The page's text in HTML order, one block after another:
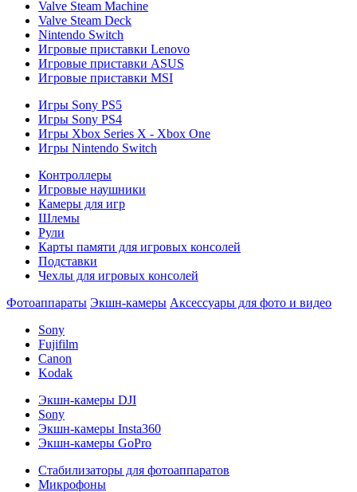
Valve Steam Machine
Valve Steam Deck
Nintendo Switch
Игровые приставки Lenovo
Игровые приставки ASUS
Игровые приставки MSI
Игры Sony PS5
Игры Sony PS4
Игры Xbox Series X - Xbox One
Игры Nintendo Switch
Контроллеры
Игровые наушники
Камеры для игр
Шлемы
Рули
Карты памяти для игровых консолей
Подставки
Чехлы для игровых консолей
Фотоаппараты Экшн-камеры Аксессуары для фото и видео
Sony
Fujifilm
Canon
Kodak
Экшн-камеры DJI
Sony
Экшн-камеры Insta360
Экшн-камеры GoPro
Стабилизаторы для фотоаппаратов
Микрофоны